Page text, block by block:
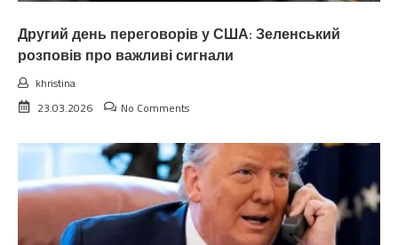
Другий день переговорів у США: Зеленський
розповів про важливі сигнали
khristina
23.03.2026
No Comments